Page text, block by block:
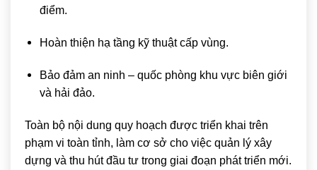
điểm.
Hoàn thiện hạ tầng kỹ thuật cấp vùng.
Bảo đảm an ninh – quốc phòng khu vực biên giới
và hải đảo.
Toàn bộ nội dung quy hoạch được triển khai trên
phạm vi toàn tỉnh, làm cơ sở cho việc quản lý xây
dựng và thu hút đầu tư trong giai đoạn phát triển mới.